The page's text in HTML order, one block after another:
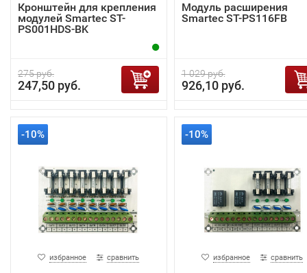
Кронштейн для крепления
модулей Smartec ST-
PS001HDS-BK
275 руб.
247,50 руб.
Модуль расширения
Smartec ST-PS116FB
1 029 руб.
926,10 руб.
-10%
избранное сравнить
-10%
избранное сравнить